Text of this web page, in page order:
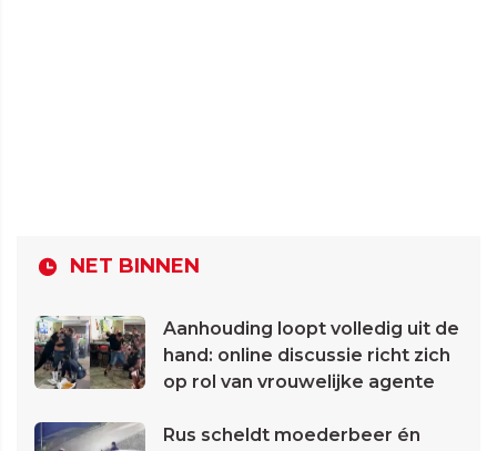
NET BINNEN
Aanhouding loopt volledig uit de
hand: online discussie richt zich
op rol van vrouwelijke agente
Rus scheldt moederbeer én